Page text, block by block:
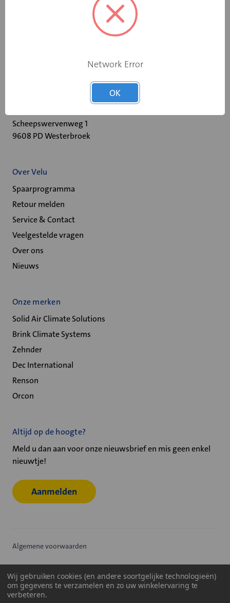
Scheepswervenweg 1
9608 PD Westerbroek
Over Velu
Spaarprogramma
Retour melden
Service & Contact
Veelgestelde vragen
Over ons
Nieuws
Onze merken
Solid Air Climate Solutions
Brink Climate Systems
Zehnder
Dec International
Renson
Orcon
Altijd op de hoogte?
Meld u dan aan voor onze nieuwsbrief en mis geen enkel
nieuwtje!
Aanmelden
Algemene voorwaarden
Cookiebeleid
Wij gebruiken cookies (en andere soortgelijke technologieën)
om gegevens te verzamelen en zo uw winkelervaring te
verbeteren.
Network Error
OK